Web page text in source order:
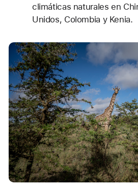
climáticas naturales en
Unidos, Colombia y Kenia.